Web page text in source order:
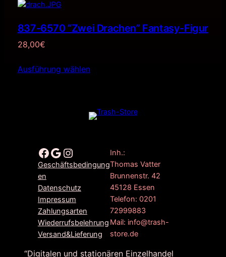
837-6570 “Zwei Drachen” Fantasy-Figur
28,00€
Ausführung wählen
Facebook Google Instagram
Geschäftsbedingung
en
Datenschutz
Impressum
Zahlungsarten
Wiederrufsbelehrung
Versand&Lieferung
Inh.:
Thomas Vatter
Brunnenstr. 42
45128 Essen
Telefon: 0201
72999883
Mail: info@trash-
store.de
“Digitalen und stationären Einzelhandel